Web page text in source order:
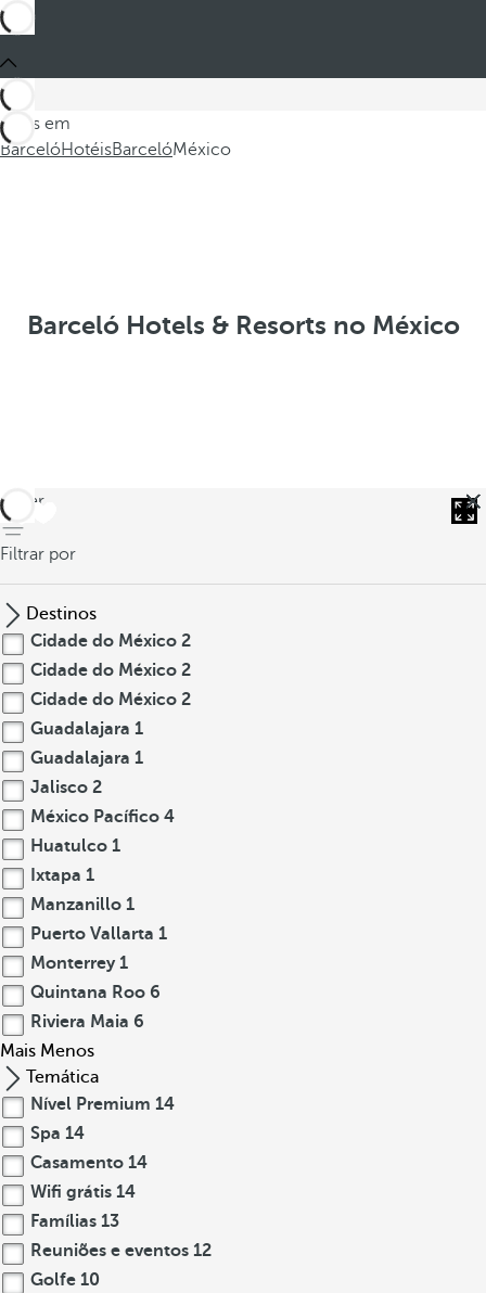
Estes em
BarcelóHotéisBarcelóMéxico
Barceló Hotels & Resorts no México
voltar
Filtrar por
Destinos
Cidade do México 2
Cidade do México 2
Cidade do México 2
Guadalajara 1
Guadalajara 1
Jalisco 2
México Pacífico 4
Huatulco 1
Ixtapa 1
Manzanillo 1
Puerto Vallarta 1
Monterrey 1
Quintana Roo 6
Riviera Maia 6
Mais Menos
Temática
Nível Premium 14
Spa 14
Casamento 14
Wifi grátis 14
Famílias 13
Reuniões e eventos 12
Golfe 10